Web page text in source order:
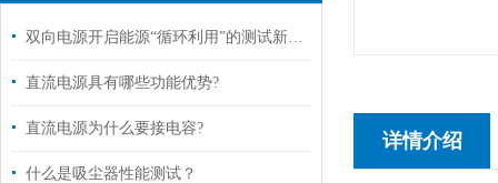
双向电源开启能源“循环利用”的测试新纪元
直流电源具有哪些功能优势?
直流电源为什么要接电容?
什么是吸尘器性能测试？
详情介绍